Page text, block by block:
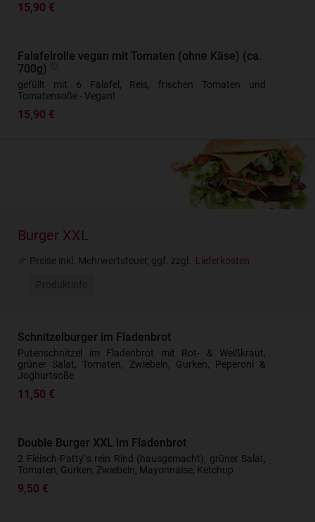
15,90 €
Falafelrolle vegan mit Tomaten (ohne Käse) (ca.
700g)
gefüllt mit 6 Falafel, Reis, frischen Tomaten und
Tomatensoße - Vegan!
15,90 €
Burger XXL
Preise inkl. Mehrwertsteuer, ggf. zzgl. Lieferkosten
Schnitzelburger im Fladenbrot
Putenschnitzel im Fladenbrot mit Rot- & Weißkraut,
grüner Salat, Tomaten, Zwiebeln, Gurken, Peperoni &
Joghurtsoße
11,50 €
Double Burger XXL im Fladenbrot
2 Fleisch-Patty`s rein Rind (hausgemacht), grüner Salat,
Tomaten, Gurken, Zwiebeln, Mayonnaise, Ketchup
9,50 €